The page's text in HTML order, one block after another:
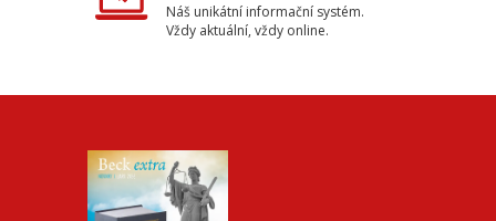
Náš unikátní informační systém.
Vždy aktuální, vždy online.